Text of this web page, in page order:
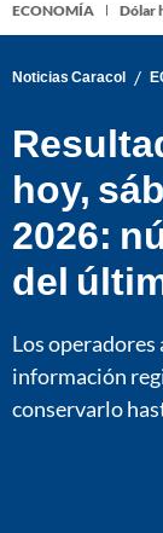
ECONOMÍA Dólar
Noticias Caracol /
hoy,
2026:
del
Los
información
conservarlo